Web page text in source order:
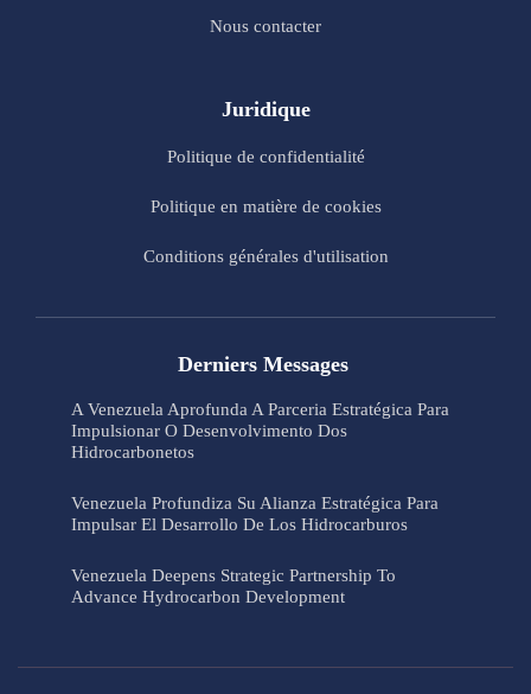
Nous contacter
Juridique
Politique de confidentialité
Politique en matière de cookies
Conditions générales d'utilisation
Derniers Messages
A Venezuela Aprofunda A Parceria Estratégica Para
Impulsionar O Desenvolvimento Dos
Hidrocarbonetos
Venezuela Profundiza Su Alianza Estratégica Para
Impulsar El Desarrollo De Los Hidrocarburos
Venezuela Deepens Strategic Partnership To
Advance Hydrocarbon Development